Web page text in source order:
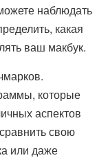
наблюдать
какая
ваш макбук.
которые
аспектов
свою
или даже